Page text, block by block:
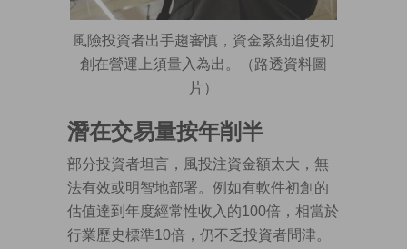
風險投資者出手趨審慎，資金緊絀迫使初
創在營運上須量入為出。（路透資料圖
片）
潛在交易量按年削半
部分投資者坦言，風投注資金額太大，無
法有效或明智地部署。例如有軟件初創的
估值達到年度經常性收入的100倍，相當於
行業歷史標準10倍，仍不乏投資者問津。